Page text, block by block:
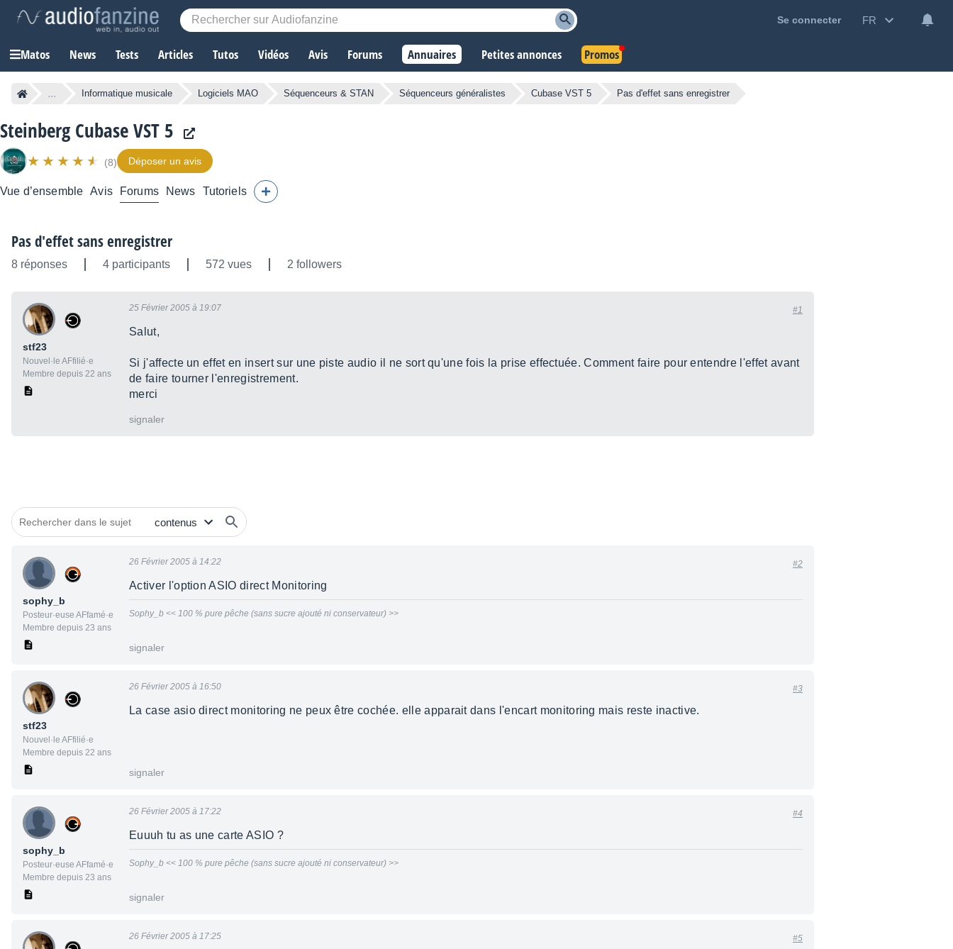
Se connecter FR
Matos News Tests Articles Tutos Vidéos Avis Forums Annuaires Petites annonces Promos
... Informatique musicale Logiciels MAO Séquenceurs & STAN Séquenceurs généralistes Cubase VST 5 Pas d'effet sans enregistrer
Steinberg Cubase VST 5
(8) Déposer un avis
Vue d’ensemble Avis Forums News Tutoriels
Pas d'effet sans enregistrer
8 réponses 4 participants 572 vues 2 followers
stf23
Nouvel·le AFfilié·e
Membre depuis 22 ans
25 Février 2005 à 19:07 #1
Salut,
Si j'affecte un effet en insert sur une piste audio il ne sort qu'une fois la prise effectuée. Comment faire pour entendre l'effet avant
de faire tourner l'enregistrement.
merci
signaler
sophy_b
Posteur·euse AFfamé·e
Membre depuis 23 ans
26 Février 2005 à 14:22 #2
Activer l'option ASIO direct Monitoring
Sophy_b << 100 % pure pêche (sans sucre ajouté ni conservateur) >>
signaler
stf23
Nouvel·le AFfilié·e
Membre depuis 22 ans
26 Février 2005 à 16:50 #3
La case asio direct monitoring ne peux être cochée. elle apparait dans l'encart monitoring mais reste inactive.
signaler
sophy_b
Posteur·euse AFfamé·e
Membre depuis 23 ans
26 Février 2005 à 17:22 #4
Euuuh tu as une carte ASIO ?
Sophy_b << 100 % pure pêche (sans sucre ajouté ni conservateur) >>
signaler
26 Février 2005 à 17:25 #5